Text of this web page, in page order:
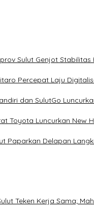
Sulut Genjot
Percepat Laju
dan SulutGo
Toyota Luncurkan New
Paparkan Delapan
Teken Kerja Sama;